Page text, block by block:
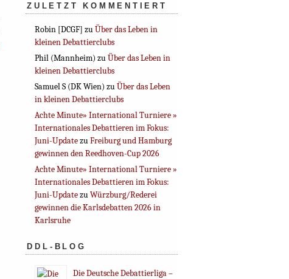
ZULETZT KOMMENTIERT
Robin [DCGF] zuÜber das Leben in
kleinen Debattierclubs
Phil (Mannheim) zuÜber das Leben in
kleinen Debattierclubs
Samuel S (DK Wien) zuÜber das Leben
in kleinen Debattierclubs
Achte Minute» International Turniere »
Internationales Debattieren im Fokus:
Juni-UpdatezuFreiburg und Hamburg
gewinnen den Reedhoven-Cup 2026
Achte Minute» International Turniere »
Internationales Debattieren im Fokus:
Juni-UpdatezuWürzburg/Rederei
gewinnen die Karlsdebatten 2026 in
Karlsruhe
DDL-BLOG
Die Deutsche Debattierliga –